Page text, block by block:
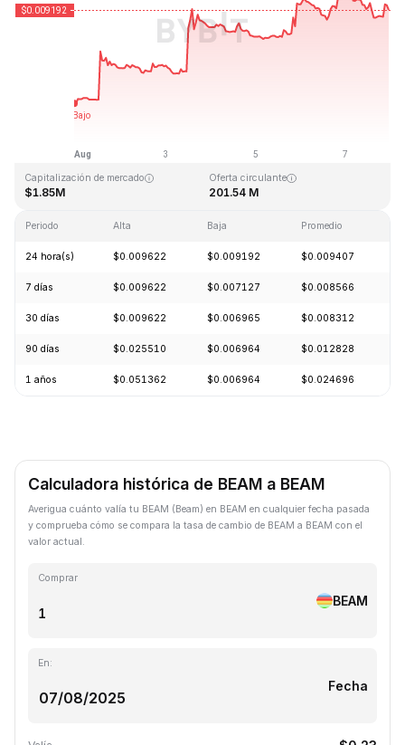
Última actualización: 2026-08-07, 22:46 GMT+0
$0.006168
Capitalización de mercado
$1.85M
Oferta circulante
201.54 M
Periodo Alta Baja Promedio
24 hora(s) $0.009622 $0.009192 $0.009407
7 días $0.009622 $0.007127 $0.008566
30 días $0.009622 $0.006965 $0.008312
90 días $0.025510 $0.006964 $0.012828
1 años $0.051362 $0.006964 $0.024696
Calculadora histórica de BEAM a BEAM
Averigua cuánto valía tu BEAM (Beam) en BEAM en cualquier fecha pasada
y comprueba cómo se compara la tasa de cambio de BEAM a BEAM con el
valor actual.
Comprar
BEAM
En:
Fecha